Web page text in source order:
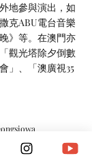
地參與演出，如
克ABU電台音樂
》等。在澳門亦
觀光塔除夕倒數
」、「澳廣視35